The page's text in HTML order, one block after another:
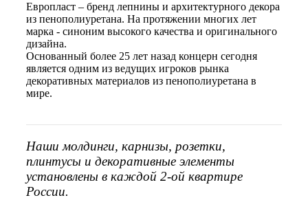
Европласт – бренд лепнины и архитектурного декора
из пенополиуретана. На протяжении многих лет
марка - синоним высокого качества и оригинального
дизайна.
Основанный более 25 лет назад концерн сегодня
является одним из ведущих игроков рынка
декоративных материалов из пенополиуретана в
мире.
Наши молдинги, карнизы, розетки,
плинтусы и декоративные элементы
установлены в каждой 2-ой квартире
России.